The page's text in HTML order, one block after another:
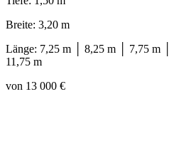
Breite: 3,20 m
Länge: 7,25 m │ 8,25 m │ 7,75 m
11,75 m
von 13 000 €